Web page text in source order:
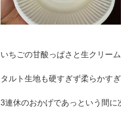
いちごの甘酸っぱさと生クリー
タルト生地も硬すぎず柔らかす
3連休のおかげであっという間に